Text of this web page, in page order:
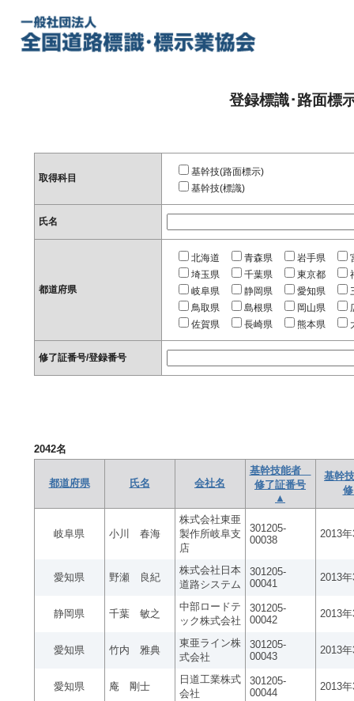
登録標識･路面標
取得科目
基幹技(路面標示)
基幹技(標識)
氏名
都道府県
北海道 青森県 岩手県
埼玉県
千葉県 東京都
岐阜県
静岡県 愛知県
鳥取県
島根県 岡山県
佐賀県
長崎県 熊本県
修了証番号/登録番号
2042名
都道府県 氏名 会社名
基幹技能者
修了証番号
▲
基幹
岐阜県 小川 春海
株式会社東亜
製作所岐阜支
店
301205-
00038
2013
愛知県 野瀬 良紀
株式会社日本
道路システム
301205-
00041
2013
静岡県 千葉 敏之
中部ロードテ
ック株式会社
301205-
00042
2013
愛知県 竹内 雅典
東亜ライン株
式会社
301205-
00043
2013
愛知県 庵 剛士
日道工業株式
会社
301205-
00044
2013